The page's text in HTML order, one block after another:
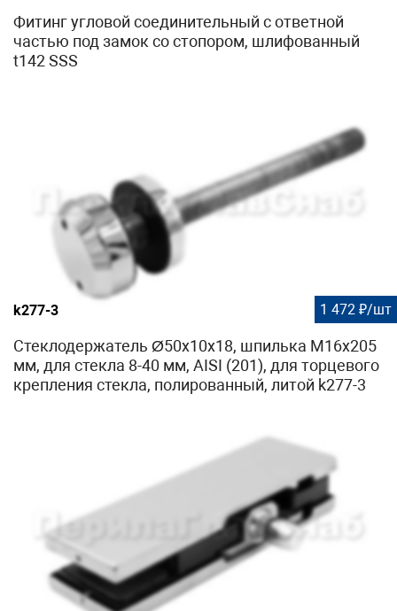
Фитинг угловой соединительный с ответной
частью под замок со стопором, шлифованный
t142 SSS
k277-3 1 472 ₽/шт
Стеклодержатель Ø50х10х18, шпилька М16х205
мм, для стекла 8-40 мм, AISI (201), для торцевого
крепления стекла, полированный, литой k277-3